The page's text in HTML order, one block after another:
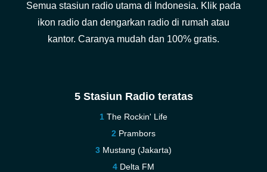
Semua stasiun radio utama di Indonesia. Klik pada
ikon radio dan dengarkan radio di rumah atau
kantor. Caranya mudah dan 100% gratis.
5 Stasiun Radio teratas
The Rockin' Life
Prambors
Mustang (Jakarta)
Delta FM